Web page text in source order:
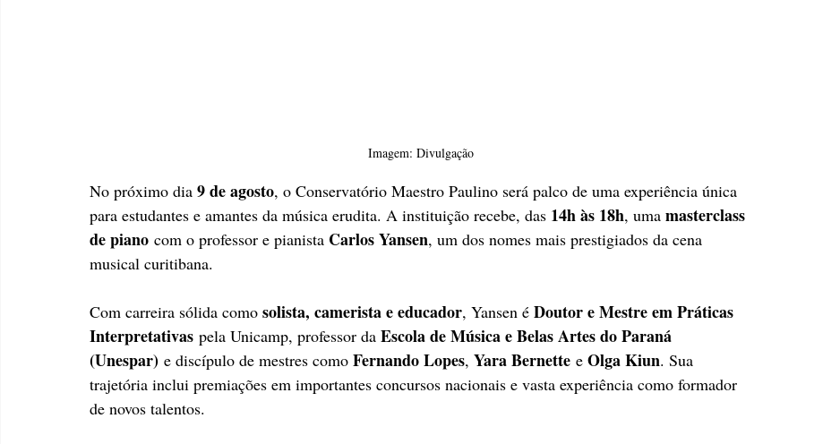
Imagem: Divulgação
No próximo dia 9 de agosto, o Conservatório Maestro Paulino será palco de uma experiência única
para estudantes e amantes da música erudita. A instituição recebe, das 14h às 18h, uma masterclass
de piano com o professor e pianista Carlos Yansen, um dos nomes mais prestigiados da cena
musical curitibana.
Com carreira sólida como solista, camerista e educador, Yansen é Doutor e Mestre em Práticas
Interpretativas pela Unicamp, professor da Escola de Música e Belas Artes do Paraná
(Unespar) e discípulo de mestres como Fernando Lopes, Yara Bernette e Olga Kiun. Sua
trajetória inclui premiações em importantes concursos nacionais e vasta experiência como formador
de novos talentos.